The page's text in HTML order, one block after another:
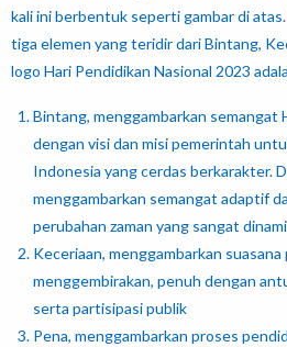
kali ini berbentuk seperti gambar di
tiga elemen yang teridir dari Bintang,
logo Hari Pendidikan Nasional 2023
Bintang, menggambarkan semangat
dengan visi dan misi pemerintah
Indonesia yang cerdas berkarakter.
menggambarkan semangat adaptif
perubahan zaman yang sangat
Keceriaan, menggambarkan
menggembirakan, penuh dengan
serta partisipasi publik
Pena, menggambarkan proses